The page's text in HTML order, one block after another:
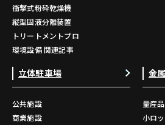
衝撃式粉砕乾燥機
縦型固液分離装置
トリートメントプロ
環境設備 関連記事
立体駐車場
公共施設
商業施設
金
量産品
小ロ